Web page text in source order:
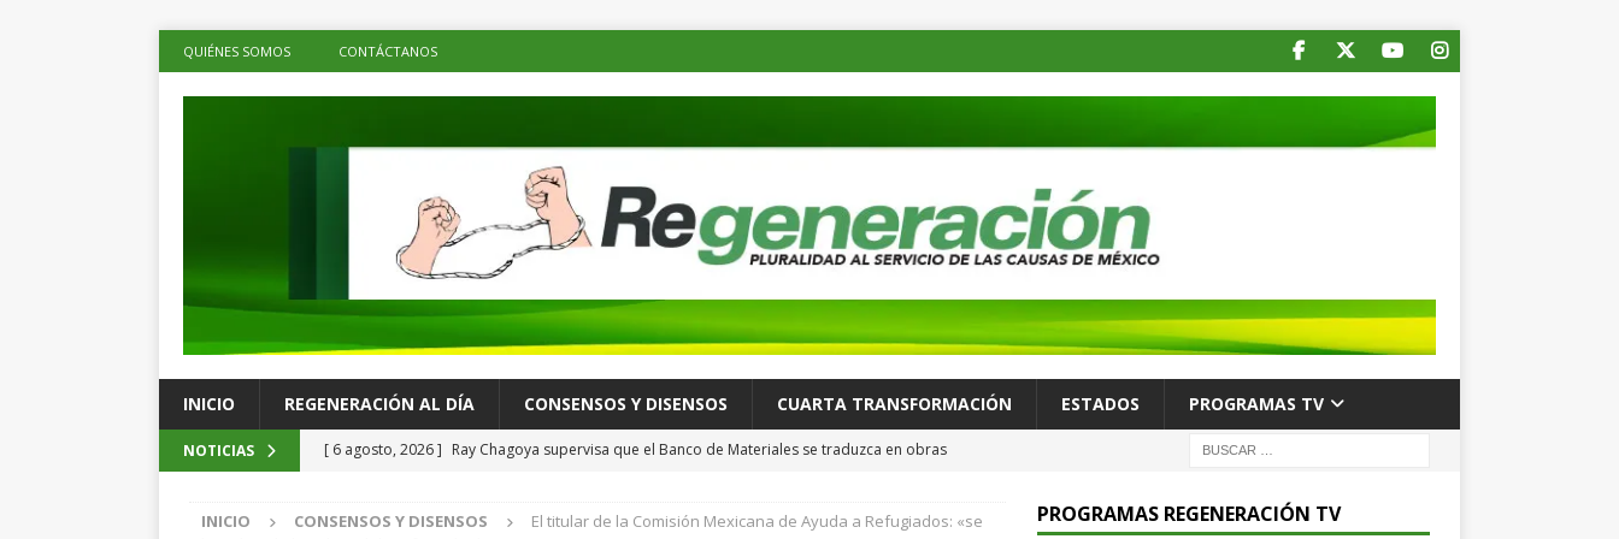
QUIÉNES SOMOS CONTÁCTANOS
INICIO REGENERACIÓN AL DÍA CONSENSOS Y DISENSOS CUARTA TRANSFORMACIÓN ESTADOS PROGRAMAS TV
NOTICIAS [ 6 agosto, 2026 ] Ray Chagoya supervisa que el Banco de Materiales se traduzca en obras
[ 6 agosto, 2026 ] Advierten posible desastre ambiental por derrame de petróleo de buque
INICIO CONSENSOS Y DISENSOS
El titular de la Comisión Mexicana de Ayuda a Refugiados: «se
PROGRAMAS REGENERACIÓN TV